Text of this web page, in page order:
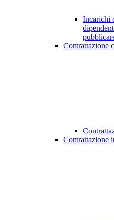
Incarichi
Contrattazione
Contrattazione